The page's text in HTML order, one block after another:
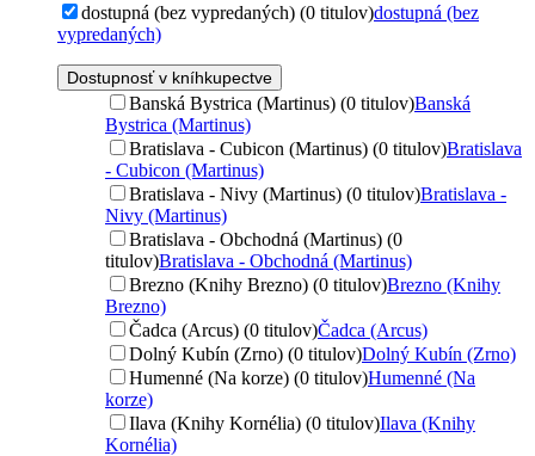
dostupná (bez vypredaných) (0 titulov)dostupná (bez
vypredaných)
Dostupnosť v kníhkupectve
Banská Bystrica (Martinus) (0 titulov)Banská
Bystrica (Martinus)
Bratislava - Cubicon (Martinus) (0 titulov)Bratislava
- Cubicon (Martinus)
Bratislava - Nivy (Martinus) (0 titulov)Bratislava -
Nivy (Martinus)
Bratislava - Obchodná (Martinus) (0
titulov)Bratislava - Obchodná (Martinus)
Brezno (Knihy Brezno) (0 titulov)Brezno (Knihy
Brezno)
Čadca (Arcus) (0 titulov)Čadca (Arcus)
Dolný Kubín (Zrno) (0 titulov)Dolný Kubín (Zrno)
Humenné (Na korze) (0 titulov)Humenné (Na
korze)
Ilava (Knihy Kornélia) (0 titulov)Ilava (Knihy
Kornélia)